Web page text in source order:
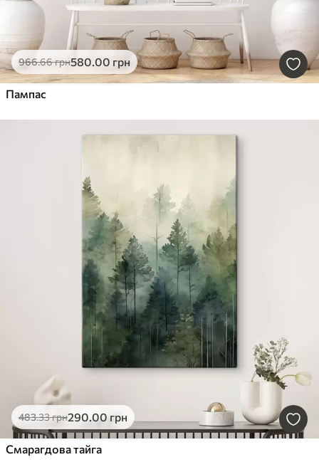
966.66грн580.00 грн
Пампас
483.33грн290.00 грн
Смарагдова тайга